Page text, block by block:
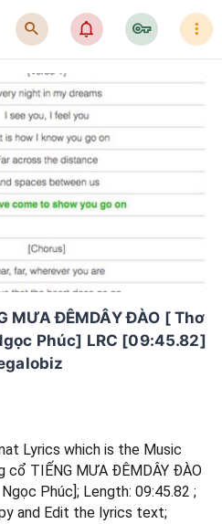
󰍉 󰂜 󰷖 󰇙
MƯA ĐÊMDÂY ĐÀO [ Thơ
Phúc] LRC [09:45.82]
Lyrics which is the Music
cổ TIẾNG MƯA ĐÊMDÂY ĐÀO
Phúc]; Length: 09:45.82 ;
and Edit the lyrics text;